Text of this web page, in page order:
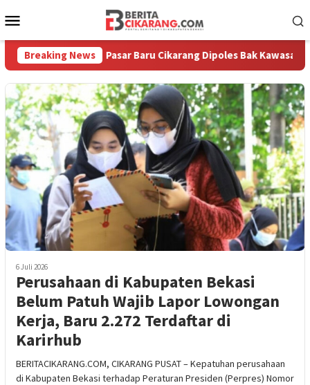
ke
Mobile
Breaking NewsPasar Baru Cikarang Dipoles Bak Kawasan Braga,
6 Juli 2026
Perusahaan di Kabupaten Bekasi
Belum Patuh Wajib Lapor Lowongan
Kerja, Baru 2.272 Terdaftar di
Karirhub
BERITACIKARANG.COM, CIKARANG PUSAT – Kepatuhan perusahaan
di Kabupaten Bekasi terhadap Peraturan Presiden (Perpres) Nomor